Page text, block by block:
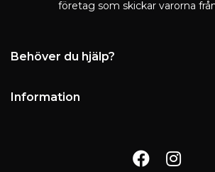
företag som skickar varorna
Behöver du hjälp?
Information